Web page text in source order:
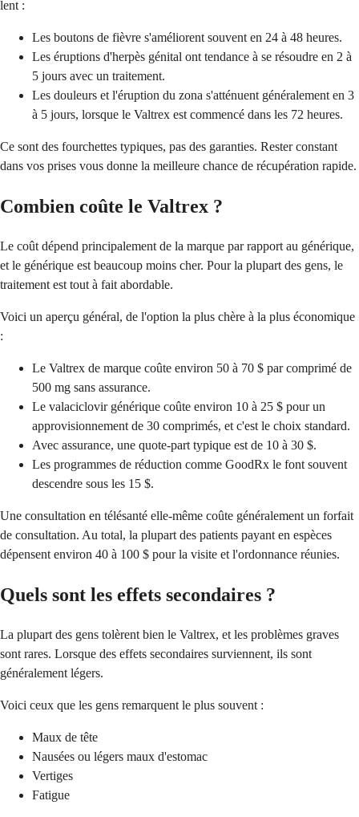
lent :
Les boutons de fièvre s'améliorent souvent en 24 à 48 heures.
Les éruptions d'herpès génital ont tendance à se résoudre en 2 à
5 jours avec un traitement.
Les douleurs et l'éruption du zona s'atténuent généralement en 3
à 5 jours, lorsque le Valtrex est commencé dans les 72 heures.
Ce sont des fourchettes typiques, pas des garanties. Rester constant
dans vos prises vous donne la meilleure chance de récupération rapide.
Combien coûte le Valtrex ?
Le coût dépend principalement de la marque par rapport au générique,
et le générique est beaucoup moins cher. Pour la plupart des gens, le
traitement est tout à fait abordable.
Voici un aperçu général, de l'option la plus chère à la plus économique
:
Le Valtrex de marque coûte environ 50 à 70 $ par comprimé de
500 mg sans assurance.
Le valaciclovir générique coûte environ 10 à 25 $ pour un
approvisionnement de 30 comprimés, et c'est le choix standard.
Avec assurance, une quote-part typique est de 10 à 30 $.
Les programmes de réduction comme GoodRx le font souvent
descendre sous les 15 $.
Une consultation en télésanté elle-même coûte généralement un forfait
de consultation. Au total, la plupart des patients payant en espèces
dépensent environ 40 à 100 $ pour la visite et l'ordonnance réunies.
Quels sont les effets secondaires ?
La plupart des gens tolèrent bien le Valtrex, et les problèmes graves
sont rares. Lorsque des effets secondaires surviennent, ils sont
généralement légers.
Voici ceux que les gens remarquent le plus souvent :
Maux de tête
Nausées ou légers maux d'estomac
Vertiges
Fatigue